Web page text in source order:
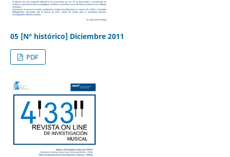
05 [N° histórico] Diciembre 2011
PDF